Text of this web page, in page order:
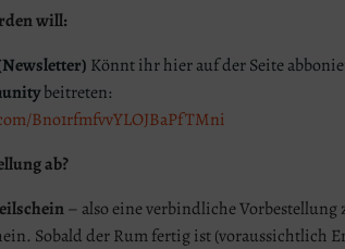
will:
Könnt ihr hier auf der Seite
beitreten:
Bno1rfmfvvYLOJBaPfTMni
ab?
– also eine verbindliche
Sobald der Rum fertig ist (voraussichtlich